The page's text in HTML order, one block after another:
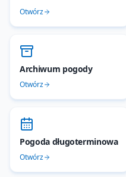
Otwórz
Archiwum pogody
Otwórz
Pogoda długoterminowa
Otwórz